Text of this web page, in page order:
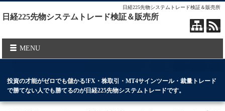
日経225先物システムトレード検証＆販売所
日経225先物システムトレード検証＆販売所
MENU
投資の才能がゼロでも儲かる!FX・株取引・MT4サインツール・裁量トレード
で勝てない人でも勝てるのが日経225先物システムトレードです。